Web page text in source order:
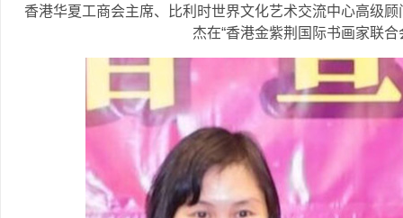
香港华夏工商会主席、比利时世界文化艺术交流中心高级
杰在“香港金紫荆国际书画家联合